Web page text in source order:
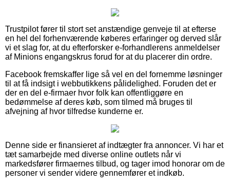
Trustpilot fører til stort set anstændige genveje til at efterse
en hel del forhenværende køberes erfaringer og derved slår
vi et slag for, at du efterforsker e-forhandlerens anmeldelser
af Minions engangskrus forud for at du placerer din ordre.
Facebook fremskaffer lige så vel en del fornemme løsninger
til at få indsigt i webbutikkens pålidelighed. Foruden det er
der en del e-firmaer hvor folk kan offentliggøre en
bedømmelse af deres køb, som tilmed må bruges til
afvejning af hvor tilfredse kunderne er.
Denne side er finansieret af indtægter fra annoncer. Vi har et
tæt samarbejde med diverse online outlets når vi
markedsfører firmaernes tilbud, og tager imod honorar om de
personer vi sender videre gennemfører et indkøb.